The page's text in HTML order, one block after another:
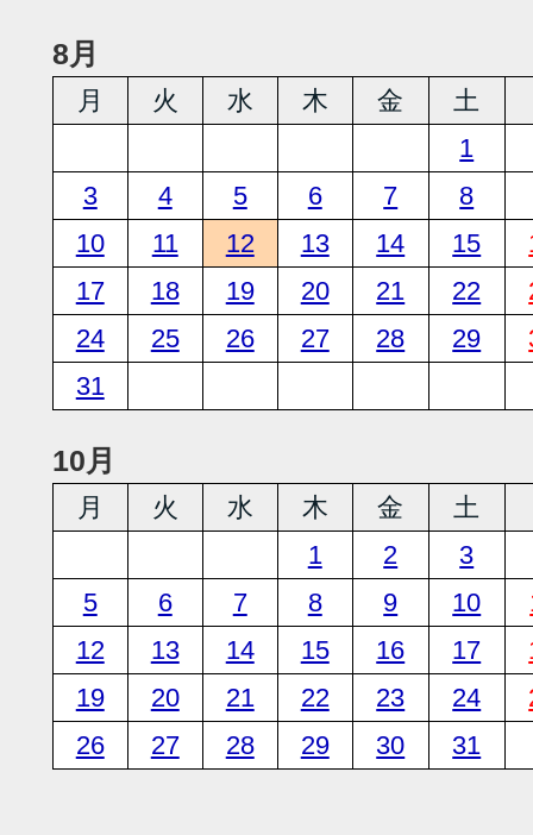
8月
月 火 水 木 金 土
1
3
4 5 6 7
8
10
11 12 13 14 15
17
18 19 20 21 22
24
25 26 27 28 29
31
10月
月 火 水 木 金 土
1
2
3
5
6 7 8 9 10
12
13 14 15 16 17
19
20 21 22 23 24
26
27 28 29 30 31